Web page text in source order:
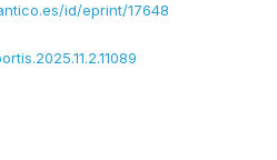
id/eprint/17648